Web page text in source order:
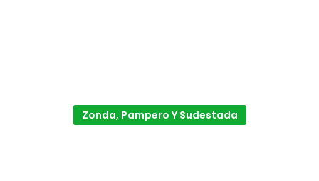
Zonda, Pampero Y Sudestada